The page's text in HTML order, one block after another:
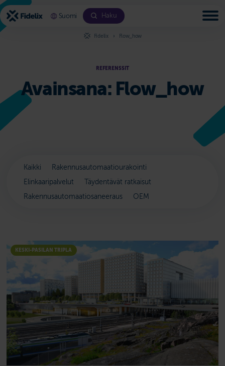
Siirry
sisältöön
Suomi Haku
Fidelix Flow_how
REFERENSSIT
Avainsana: Flow_how
Kaikki
Rakennusautomaatiourakointi
Elinkaaripalvelut
Täydentävät ratkaisut
Rakennusautomaatiosaneeraus
OEM
KESKI-PASILAN TRIPLA